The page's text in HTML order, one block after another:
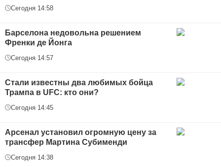
Сегодня 14:58
Барселона недовольна решением
Френки де Йонга
Сегодня 14:57
Стали известны два любимых бойца
Трампа в UFC: кто они?
Сегодня 14:45
Арсенал установил огромную цену за
трансфер Мартина Субименди
Сегодня 14:38